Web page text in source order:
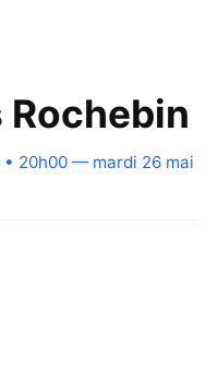
Rochebin
• 20h00 — mardi 26 mai